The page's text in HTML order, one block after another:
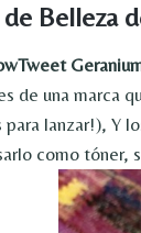
de Belleza
de una marca
para lanzar!), Y
como